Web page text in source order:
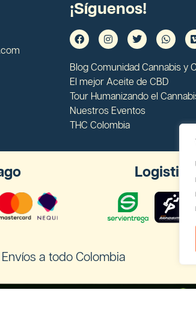
¡Síguenos!
Blog Comunidad Cannabis y
El mejor Aceite de CBD
Tour Humanizando el
Nuestros Eventos
THC Colombia
Logistica
Envíos a todo Colombia